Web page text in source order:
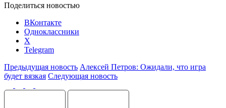
Поделиться новостью
ВКонтакте
Одноклассники
X
Telegram
Предыдущая новость Алексей Петров: Ожидали, что игра
будет вязкая Следующая новость